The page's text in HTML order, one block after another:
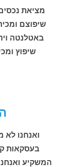
מציאת
שיפוצם
באטלנטה
שיפוץ
ואנחנו
בעסקאות
המשקיע